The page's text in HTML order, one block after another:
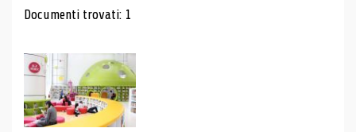
Risultati di ricerca
Documenti trovati: 1